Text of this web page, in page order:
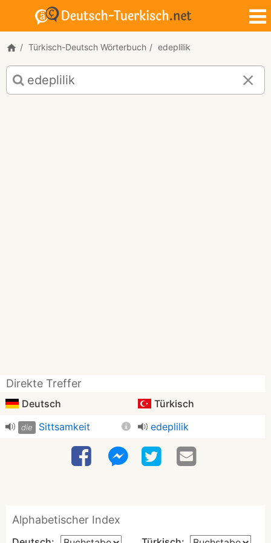
Türkisch-Deutsch Wörterbuch edeplilik
Türkisch-
Deutsch
Übersetzung
Direkte Treffer
Deutsch Türkisch
die Sittsamkeit edeplilik
Alphabetischer Index